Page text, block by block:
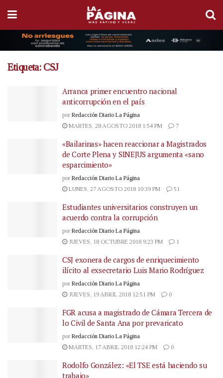
Etiqueta: CSJ
Arranca primer encuentro nacional
anticorrupción en el país
por Redacción Diario La Página
MARTES, 28 AGOSTO 2018 1:54 PM
7
«Bailarinas» hacen reaccionar a Magistrados
de Corte Plena y SINEJUS argumenta «sano
esparcimiento»
por Redacción Diario La Página
LUNES, 27 AGOSTO 2018 10:39 PM
51
Estudiantes universitarios construyen un
acuerdo contra la corrupción
por Redacción Diario La Página
JUEVES, 18 OCTUBRE 2018 9:23 PM
1
CSJ exonera de cargos de enriquecimiento
ilícito al exsecretario Luis Mario Rodríguez
por Redacción Diario La Página
JUEVES, 19 ABRIL 2018 12:51 PM
0
FGR acusa a magistrado de Cámara Tercera de
lo Civil de Santa Ana por prevaricato
por Redacción Diario La Página
MARTES, 17 ABRIL 2018 12:24 PM
0
Rodolfo González: «El TSE está haciendo su
trabajo»